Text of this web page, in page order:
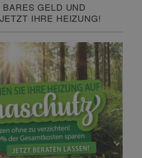
GELD UND
IHRE HEIZUNG!